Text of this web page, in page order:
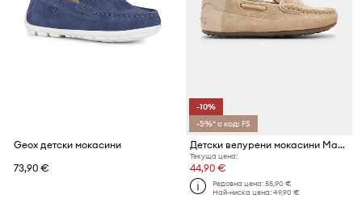
Geox детски мокасини
73,90 €
-10%
-5%* с код: FS
Детски велурени мокасини Mayoral
Текуща цена:
44,90 €
Редовна цена:55,90 €
Най-ниска цена:49,90 €